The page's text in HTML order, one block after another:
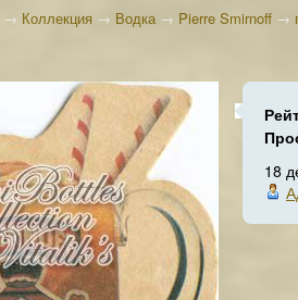
→ Коллекция → Водка→ Pierre Smirnoff →
18